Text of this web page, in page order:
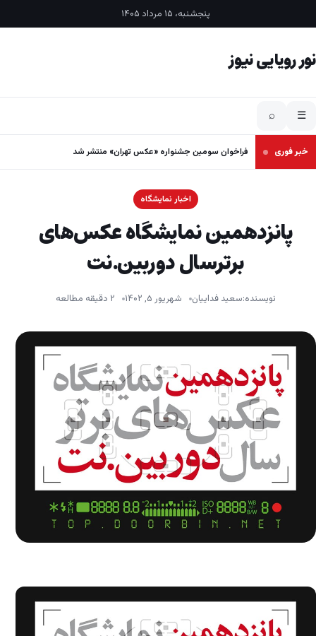
پنجشنبه، ۱۵ مرداد ۱۴۰۵
نور رویایی نیوز
☰
⌕
خبر فوری فراخوان سومین جشنواره «عکس تهران» منتشر شد
اخبار نمایشگاه
پانزدهمین نمایشگاه عکس‌های
برترسال‌ دوربین.نت
نویسنده:سعید فداییان شهریور ۵, ۱۴۰۲ ۲ دقیقه مطالعه